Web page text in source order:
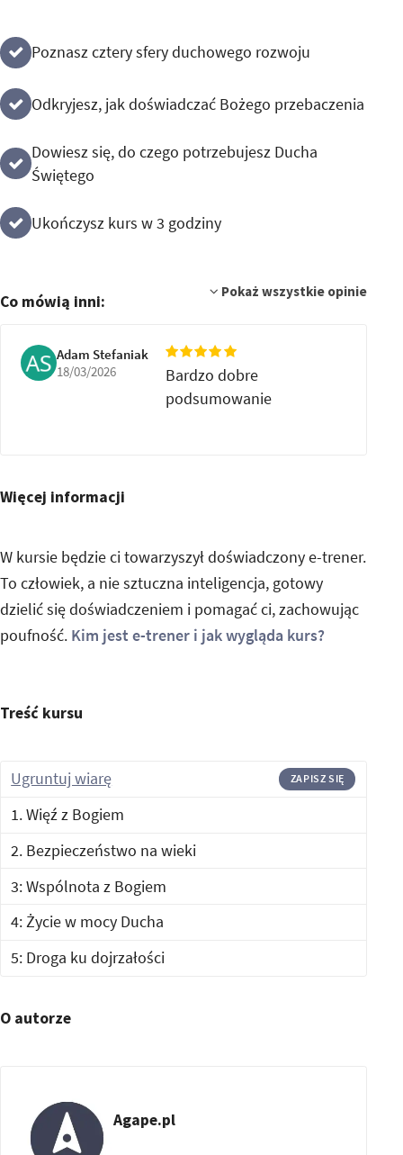
Poznasz cztery sfery duchowego rozwoju
Odkryjesz, jak doświadczać Bożego przebaczenia
Dowiesz się, do czego potrzebujesz Ducha
Świętego
Ukończysz kurs w 3 godziny
Co mówią inni:
Pokaż wszystkie opinie
Adam Stefaniak
18/03/2026
Bardzo dobre
podsumowanie
Więcej informacji
W kursie będzie ci towarzyszył doświadczony e-trener.
To człowiek, a nie sztuczna inteligencja, gotowy
dzielić się doświadczeniem i pomagać ci, zachowując
poufność. Kim jest e-trener i jak wygląda kurs?
Treść kursu
Ugruntuj wiarę ZAPISZ SIĘ
1. Więź z Bogiem
2. Bezpieczeństwo na wieki
3: Wspólnota z Bogiem
4: Życie w mocy Ducha
5: Droga ku dojrzałości
O autorze
Agape.pl